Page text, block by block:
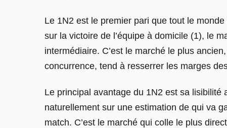
Le 1N2 est le premier pari que tout le
sur la victoire de l’équipe à domicile (1), le
intermédiaire. C’est le marché le plus
concurrence, tend à resserrer les marges
Le principal avantage du 1N2 est sa
naturellement sur une estimation de qui va
match. C’est le marché qui colle le plus